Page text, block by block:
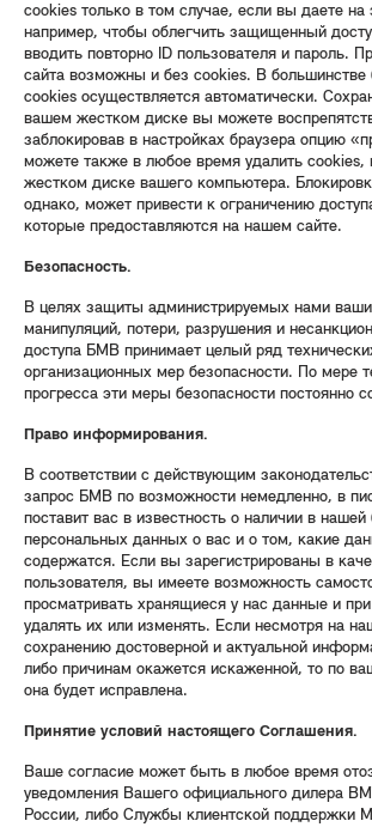
cookies только в том случае, если вы даете на
например, чтобы облегчить защищенный
вводить повторно ID пользователя и пароль.
сайта возможны и без cookies. В большинстве
cookies осуществляется автоматически.
вашем жестком диске вы можете
заблокировав в настройках браузера опцию
можете также в любое время удалить cookies,
жестком диске вашего компьютера.
однако, может привести к ограничению
которые предоставляются на нашем сайте.
Безопасность.
В целях защиты администрируемых нами
манипуляций, потери, разрушения и
доступа БМВ принимает целый ряд
организационных мер безопасности. По мере
прогресса эти меры безопасности постоянно
Право информирования.
В соответствии с действующим
запрос БМВ по возможности немедленно, в
поставит вас в известность о наличии в
персональных данных о вас и о том, какие
содержатся. Если вы зарегистрированы в
пользователя, вы имеете возможность
просматривать хранящиеся у нас данные и
удалять их или изменять. Если несмотря на
сохранению достоверной и актуальной
либо причинам окажется искаженной, то по
она будет исправлена.
Принятие условий настоящего Соглашения.
Ваше согласие может быть в любое время
уведомления Вашего официального дилера
России, либо Службы клиентской поддержки